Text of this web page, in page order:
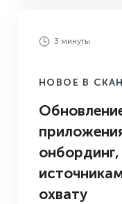
3 минуты
НОВОЕ В
охвату